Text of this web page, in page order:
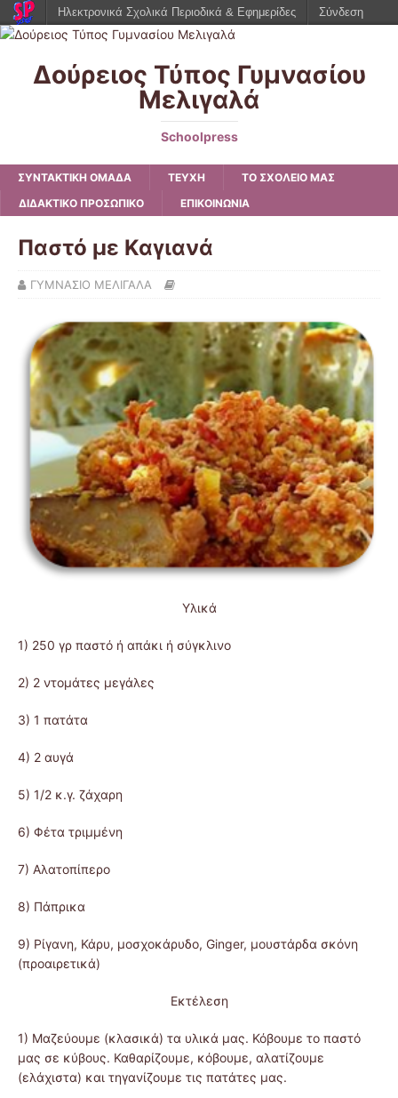
Δούρειος Τύπος Γυμνασίου
Μελιγαλά
Schoolpress
ΣΥΝΤΑΚΤΙΚΗ ΟΜΑΔΑ ΤΕΥΧΗ
ΤΟ ΣΧΟΛΕΙΟ ΜΑΣ
ΔΙΔΑΚΤΙΚΟ ΠΡΟΣΩΠΙΚΟ
ΕΠΙΚΟΙΝΩΝΙΑ
Παστό με Καγιανά
ΓΥΜΝΑΣΙΟ ΜΕΛΙΓΑΛΑ
Υλικά
1) 250 γρ παστό ή απάκι ή σύγκλινο
2) 2 ντομάτες μεγάλες
3) 1 πατάτα
4) 2 αυγά
5) 1/2 κ.γ. ζάχαρη
6) Φέτα τριμμένη
7) Αλατοπίπερο
8) Πάπρικα
9) Ρίγανη, Κάρυ, μοσχοκάρυδο, Ginger, μουστάρδα σκόνη
(προαιρετικά)
Εκτέλεση
1) Μαζεύουμε (κλασικά) τα υλικά μας. Κόβουμε το παστό
μας σε κύβους. Καθαρίζουμε, κόβουμε, αλατίζουμε
(ελάχιστα) και τηγανίζουμε τις πατάτες μας.
Ηλεκτρονικά Σχολικά Περιοδικά & Εφημερίδες Σύνδεση